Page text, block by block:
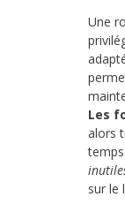
Une
Les
alors
temps.
sur le